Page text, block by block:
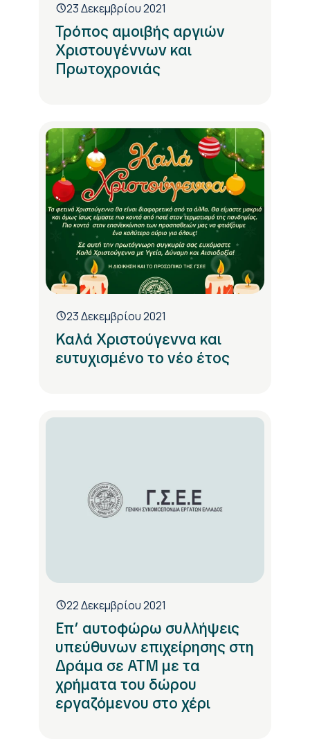
23 Δεκεμβρίου 2021
Τρόπος αμοιβής αργιών
Χριστουγέννων και
Πρωτοχρονιάς
23 Δεκεμβρίου 2021
Καλά Χριστούγεννα και
ευτυχισμένο το νέο έτος
22 Δεκεμβρίου 2021
Επ’ αυτοφώρω συλλήψεις
υπεύθυνων επιχείρησης στη
Δράμα σε ΑΤΜ με τα
χρήματα του δώρου
εργαζόμενου στο χέρι